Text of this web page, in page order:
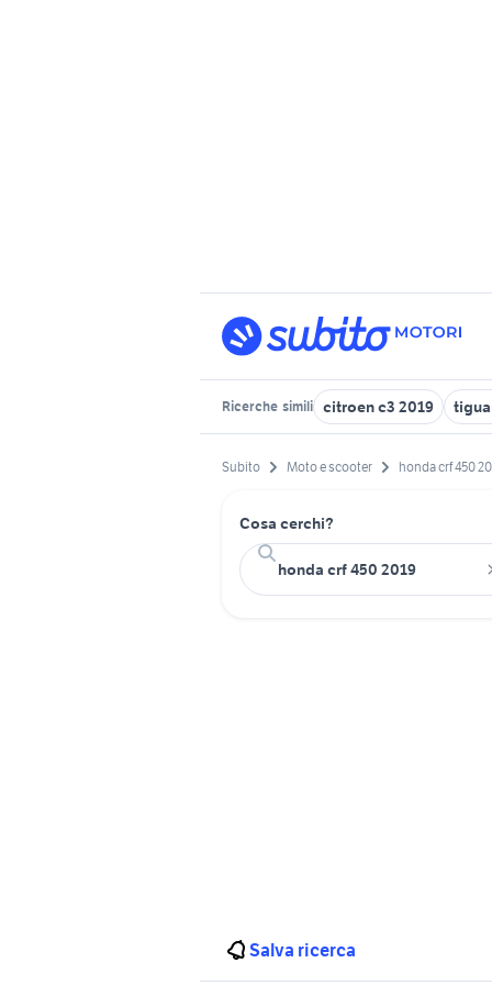
Ricerche simili citroen c3 2019
Subito Moto e scooter honda crf 450
Cosa cerchi?
Salva ricerca